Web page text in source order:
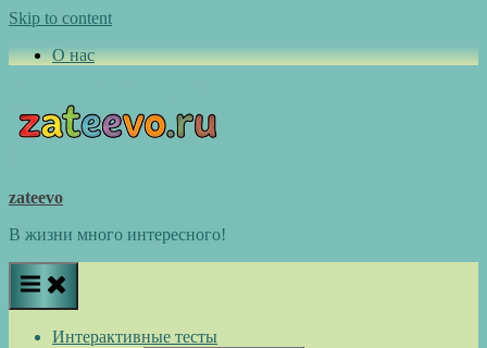
Skip to content
О нас
zateevo
В жизни много интересного!
Интерактивные тесты